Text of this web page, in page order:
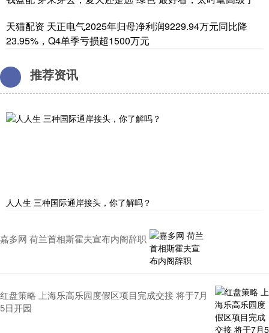
天猫配资 天正电气2025年归母净利润9229.94万元同比降
23.95%，Q4单季亏损超1500万元
推荐资讯
人人生 三种国际通岸接头，你了解吗？
嘉多网 荷兰首相斯霍夫宣布内阁辞职
红盘策略 上海乐高乐园度假区项目完成交接 将于7月
5日开园